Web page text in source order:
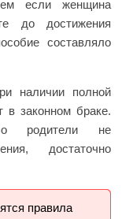
если женщина
до достижения
составляло
наличии полной
в законном браке.
родители не
достаточно
правила